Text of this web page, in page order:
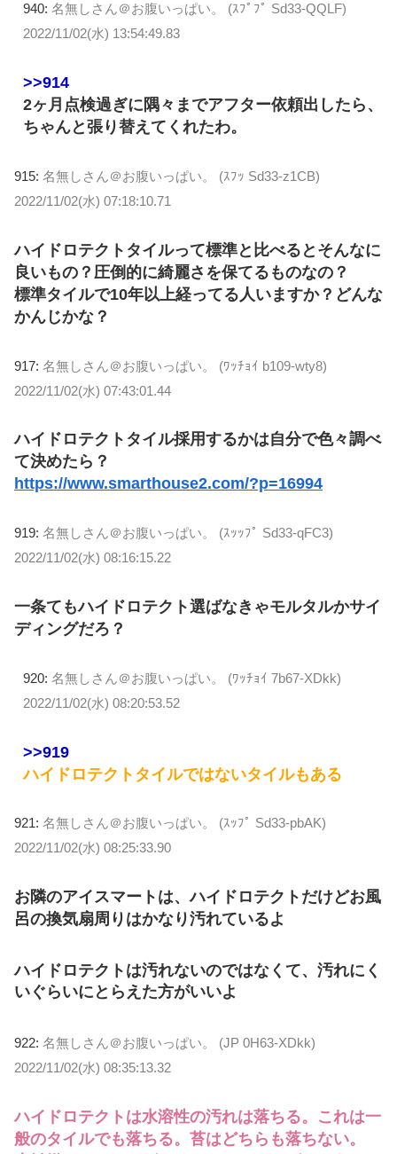
940: 名無しさん＠お腹いっぱい。 (ｽﾌﾟﾌﾟ Sd33-QQLF)
2022/11/02(水) 13:54:49.83
>>914
2ヶ月点検過ぎに隅々までアフター依頼出したら、
ちゃんと張り替えてくれたわ。
915: 名無しさん＠お腹いっぱい。 (ｽﾌｯ Sd33-z1CB)
2022/11/02(水) 07:18:10.71
ハイドロテクトタイルって標準と比べるとそんなに
良いもの？圧倒的に綺麗さを保てるものなの？
標準タイルで10年以上経ってる人いますか？どんな
かんじかな？
917: 名無しさん＠お腹いっぱい。 (ﾜｯﾁｮｲ b109-wty8)
2022/11/02(水) 07:43:01.44
ハイドロテクトタイル採用するかは自分で色々調べ
て決めたら？
https://www.smarthouse2.com/?p=16994
919: 名無しさん＠お腹いっぱい。 (ｽｯｯﾌﾟ Sd33-qFC3)
2022/11/02(水) 08:16:15.22
一条てもハイドロテクト選ばなきゃモルタルかサイ
ディングだろ？
920: 名無しさん＠お腹いっぱい。 (ﾜｯﾁｮｲ 7b67-XDkk)
2022/11/02(水) 08:20:53.52
>>919
ハイドロテクトタイルではないタイルもある
921: 名無しさん＠お腹いっぱい。 (ｽｯﾌﾟ Sd33-pbAK)
2022/11/02(水) 08:25:33.90
お隣のアイスマートは、ハイドロテクトだけどお風
呂の換気扇周りはかなり汚れているよ
ハイドロテクトは汚れないのではなくて、汚れにく
いぐらいにとらえた方がいいよ
922: 名無しさん＠お腹いっぱい。 (JP 0H63-XDkk)
2022/11/02(水) 08:35:13.32
ハイドロテクトは水溶性の汚れは落ちる。これは一
般のタイルでも落ちる。苔はどちらも落ちない。